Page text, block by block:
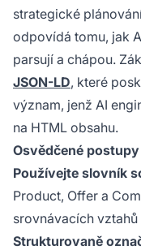
strategické
odpovídá tomu, jak
parsují a chápou.
JSON-LD, které
význam, jenž AI
na HTML obsahu.
Osvědčené
Používejte slovník
Product, Offer a
srovnávacích vztahů
Strukturovaně